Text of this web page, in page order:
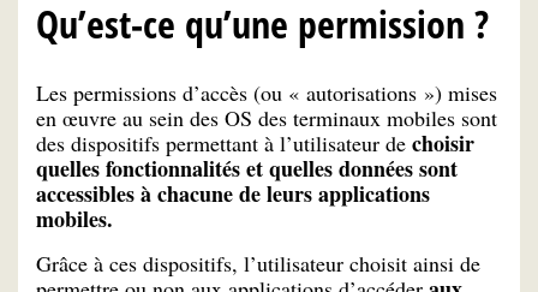
Qu’est-ce qu’une permission ?
Les permissions d’accès (ou « autorisations ») mises
en œuvre au sein des OS des terminaux mobiles sont
des dispositifs permettant à l’utilisateur de choisir
quelles fonctionnalités et quelles données sont
accessibles à chacune de leurs applications
mobiles.
Grâce à ces dispositifs, l’utilisateur choisit ainsi de